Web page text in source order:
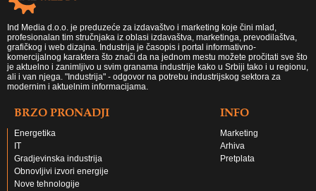
Ind Media d.o.o. je preduzeće za izdavaštvo i marketing koje čini mlad,
profesionalan tim stručnjaka iz oblasi izdavaštva, marketinga, prevodilaštva,
grafičkog i web dizajna. Industrija je časopis i portal informativno-
komercijalnog karaktera što znači da na jednom mestu možete pročitati sve što
je aktuelno i zanimljivo u svim granama industrije kako u Srbiji tako i u regionu,
ali i van njega. "Industrija" - odgovor na potrebu industrijskog sektora za
modernim i aktuelnim informacijama.
BRZO PRONADJI
Energetika
IT
Gradjevinska industrija
Obnovljivi izvori energije
Nove tehnologije
INFO
Marketing
Arhiva
Pretplata